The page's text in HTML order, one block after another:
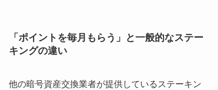
「ポイントを毎月もらう」と一般的なステー
キングの違い
他の暗号資産交換業者が提供しているステーキン